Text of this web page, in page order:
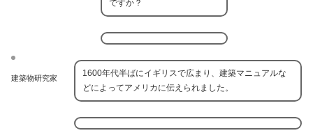
ですか？
建築物研究家
1600年代半ばにイギリスで広まり、建築マニュアルな
どによってアメリカに伝えられました。